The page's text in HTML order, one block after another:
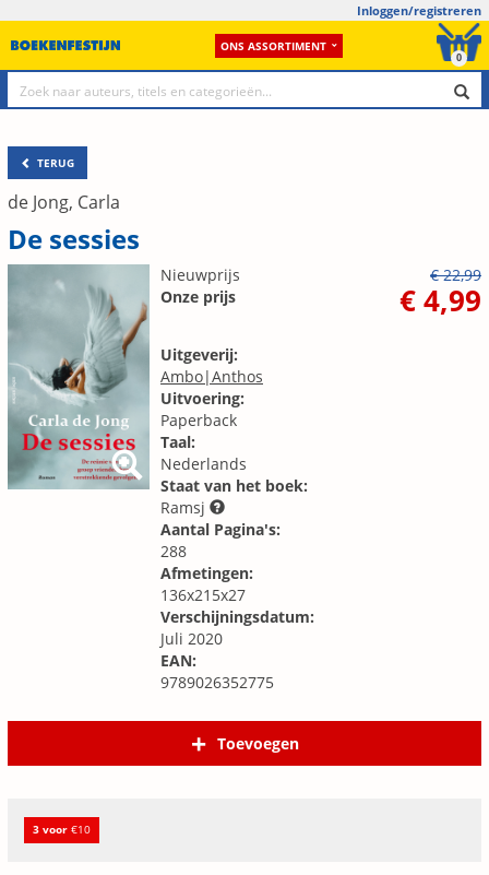
Inloggen/registreren
ONS ASSORTIMENT
0
TERUG
de Jong, Carla
De sessies
Nieuwprijs
€ 22,99
Onze prijs
€ 4,99
Uitgeverij:
Ambo|Anthos
Uitvoering:
Paperback
Taal:
Nederlands
Staat van het boek:
Ramsj
Aantal Pagina's:
288
Afmetingen:
136x215x27
Verschijningsdatum:
Juli 2020
EAN:
9789026352775
Toevoegen
3 voor €10